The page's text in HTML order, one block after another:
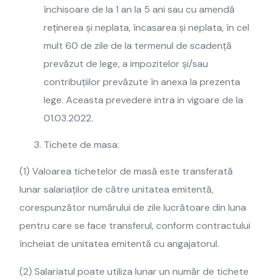
închisoare de la 1 an la 5 ani sau cu amendă
reținerea și neplata, încasarea și neplata, în cel
mult 60 de zile de la termenul de scadență
prevăzut de lege, a impozitelor și/sau
contribuțiilor prevăzute în anexa la prezenta
lege. Aceasta prevedere intra in vigoare de la
01.03.2022.
Tichete de masa:
(1) Valoarea tichetelor de masă este transferată
lunar salariaților de către unitatea emitentă,
corespunzător numărului de zile lucrătoare din luna
pentru care se face transferul, conform contractului
încheiat de unitatea emitentă cu angajatorul.
(2) Salariatul poate utiliza lunar un număr de tichete